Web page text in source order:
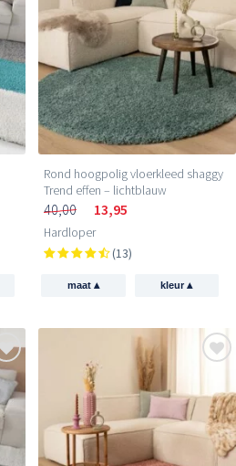
Rond hoogpolig vloerkleed shaggy
Trend effen – lichtblauw
40,00 13,95
Hardloper
(13)
maat ▴ kleur▴